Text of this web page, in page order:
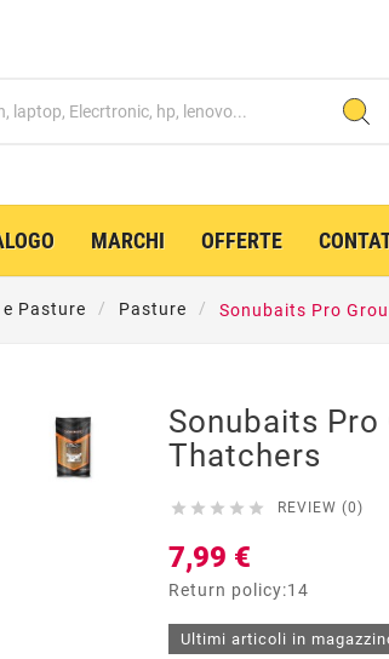
MARCHI OFFERTE
e Pasture Pasture Sonubaits Pro
Sonubaits
Thatchers
     REVIEW (0)
7,99 €
Return policy:14
Ultimi articoli in